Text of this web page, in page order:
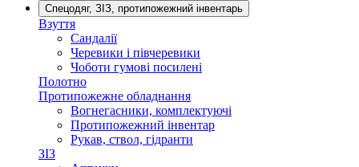
Спецодяг, ЗІЗ, протипожежний інвентарь
Взуття
Сандалії
Черевики і півчеревики
Чоботи гумові посилені
Полотно
Протипожежне обладнання
Вогнегасники, комплектуючі
Протипожежний інвентар
Рукав, ствол, гідранти
ЗІЗ